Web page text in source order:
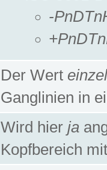
-
Der Wert
Ganglinien in
Wird hier ja
Kopfbereich